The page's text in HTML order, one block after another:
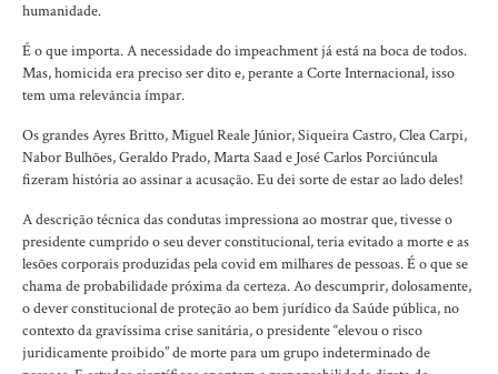
humanidade.
É o que importa. A necessidade do impeachment já está na boca de todos.
Mas, homicida era preciso ser dito e, perante a Corte Internacional, isso
tem uma relevância ímpar.
Os grandes Ayres Britto, Miguel Reale Júnior, Siqueira Castro, Clea Carpi,
Nabor Bulhões, Geraldo Prado, Marta Saad e José Carlos Porciúncula
fizeram história ao assinar a acusação. Eu dei sorte de estar ao lado deles!
A descrição técnica das condutas impressiona ao mostrar que, tivesse o
presidente cumprido o seu dever constitucional, teria evitado a morte e as
lesões corporais produzidas pela covid em milhares de pessoas. É o que se
chama de probabilidade próxima da certeza. Ao descumprir, dolosamente,
o dever constitucional de proteção ao bem jurídico da Saúde pública, no
contexto da gravíssima crise sanitária, o presidente “elevou o risco
juridicamente proibido” de morte para um grupo indeterminado de